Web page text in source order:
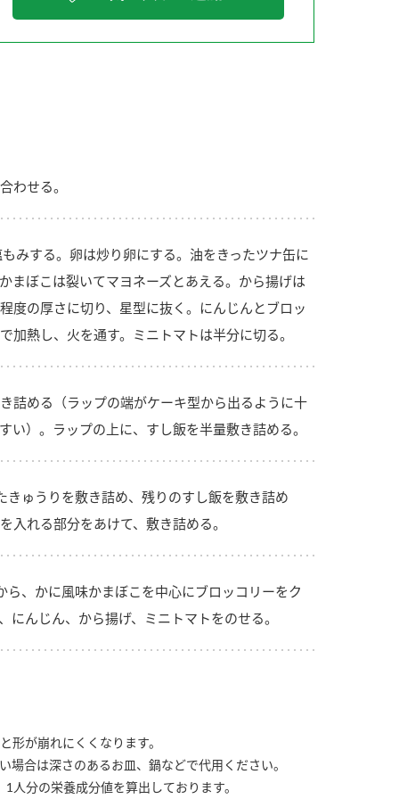
わせる。
みする。卵は炒り卵にする。油をきったツナ缶に
まぼこは裂いてマヨネーズとあえる。から揚げは
度の厚さに切り、星型に抜く。にんじんとブロッ
加熱し、火を通す。ミニトマトは半分に切る。
詰める（ラップの端がケーキ型から出るように十
い）。ラップの上に、すし飯を半量敷き詰める。
きゅうりを敷き詰め、残りのすし飯を敷き詰め
入れる部分をあけて、敷き詰める。
ら、かに風味かまぼこを中心にブロッコリーをク
にんじん、から揚げ、ミニトマトをのせる。
が崩れにくくなります。
合は深さのあるお皿、鍋などで代用ください。
分の栄養成分値を算出しております。